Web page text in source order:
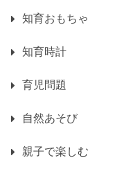
知育おもちゃ
知育時計
育児問題
自然あそび
親子で楽しむ